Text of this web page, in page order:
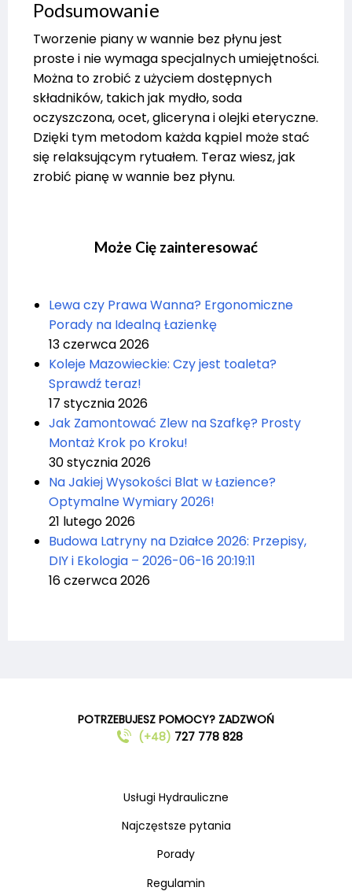
Podsumowanie
Tworzenie piany w wannie bez płynu jest
proste i nie wymaga specjalnych umiejętności.
Można to zrobić z użyciem dostępnych
składników, takich jak mydło, soda
oczyszczona, ocet, gliceryna i olejki eteryczne.
Dzięki tym metodom każda kąpiel może stać
się relaksującym rytuałem. Teraz wiesz, jak
zrobić pianę w wannie bez płynu.
Może Cię zainteresować
Lewa czy Prawa Wanna? Ergonomiczne
Porady na Idealną Łazienkę
13 czerwca 2026
Koleje Mazowieckie: Czy jest toaleta?
Sprawdź teraz!
17 stycznia 2026
Jak Zamontować Zlew na Szafkę? Prosty
Montaż Krok po Kroku!
30 stycznia 2026
Na Jakiej Wysokości Blat w Łazience?
Optymalne Wymiary 2026!
21 lutego 2026
Budowa Latryny na Działce 2026: Przepisy,
DIY i Ekologia – 2026-06-16 20:19:11
16 czerwca 2026
POTRZEBUJESZ POMOCY? ZADZWOŃ
(+48) 727 778 828
Usługi Hydrauliczne
Najczęstsze pytania
Porady
Regulamin